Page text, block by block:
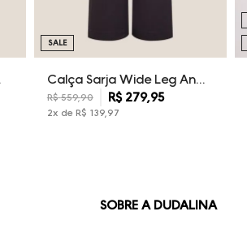
Calça Sarja Wide Leg Ana Dudalina Feminina
R$ 559,90 R$ 279,95
2x de R$ 139, 97
SALE
SOBRE A DUDALINA